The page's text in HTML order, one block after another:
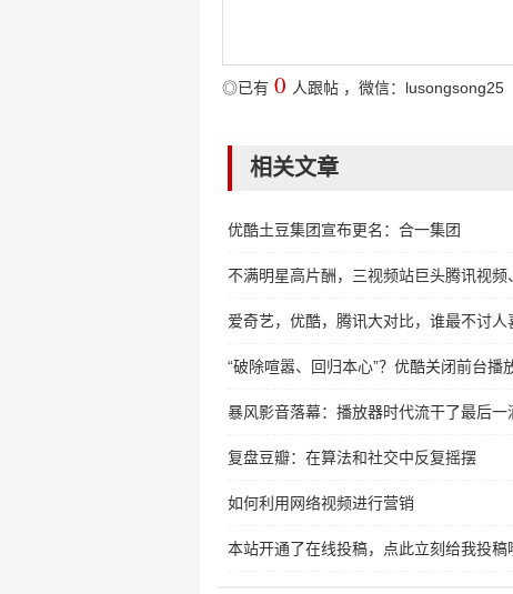
◎已有 0 人跟帖 ，微信：lusongsong25
相关文章
优酷土豆集团宣布更名：合一集团
不满明星高片酬，三视频站巨头腾讯视
爱奇艺，优酷，腾讯大对比，谁最不讨人
“破除喧嚣、回归本心”？优酷关闭前台播
暴风影音落幕：播放器时代流干了最后一
复盘豆瓣：在算法和社交中反复摇摆
如何利用网络视频进行营销
本站开通了在线投稿，点此立刻给我投稿